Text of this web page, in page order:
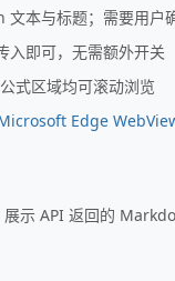
本与标题；需要用户
入即可，无需额外开关
式区域均可滚动浏览
Edge
示 API 返回的